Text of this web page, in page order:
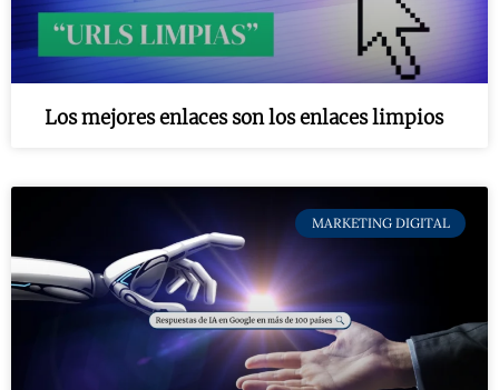
Los mejores enlaces son los enlaces limpios
MARKETING DIGITAL